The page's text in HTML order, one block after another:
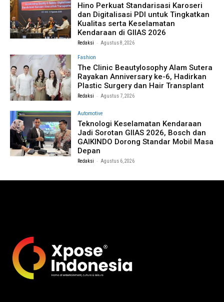
Hino Perkuat Standarisasi Karoseri
dan Digitalisasi PDI untuk Tingkatkan
Kualitas serta Keselamatan
Kendaraan di GIIAS 2026
Redaksi - Agustus 8, 2026
Fashion
The Clinic Beautylosophy Alam Sutera
Rayakan Anniversary ke-6, Hadirkan
Plastic Surgery dan Hair Transplant
Redaksi - Agustus 7, 2026
Automotive
Teknologi Keselamatan Kendaraan
Jadi Sorotan GIIAS 2026, Bosch dan
GAIKINDO Dorong Standar Mobil Masa
Depan
Redaksi - Agustus 6, 2026